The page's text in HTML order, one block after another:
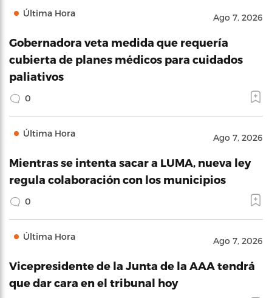
Última Hora Ago 7, 2026
Gobernadora veta medida que requería
cubierta de planes médicos para cuidados
paliativos
0
Última Hora Ago 7, 2026
Mientras se intenta sacar a LUMA, nueva ley
regula colaboración con los municipios
0
Última Hora Ago 7, 2026
Vicepresidente de la Junta de la AAA tendrá
que dar cara en el tribunal hoy